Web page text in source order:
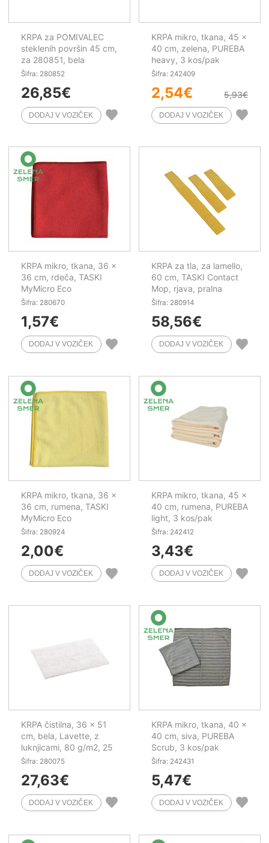
KRPA za POMIVALEC
steklenih površin 45 cm,
za 280851, bela
Šifra: 280852
26,85€
KRPA mikro, tkana, 45 x
40 cm, zelena, PUREBA
heavy, 3 kos/pak
Šifra: 242409
2,54€ 5,93€
KRPA mikro, tkana, 36 x
36 cm, rdeča, TASKI
MyMicro Eco
Šifra: 280670
1,57€
KRPA za tla, za lamello,
60 cm, TASKI Contact
Mop, rjava, pralna
Šifra: 280914
58,56€
KRPA mikro, tkana, 36 x
36 cm, rumena, TASKI
MyMicro Eco
Šifra: 280924
2,00€
KRPA mikro, tkana, 45 x
40 cm, rumena, PUREBA
light, 3 kos/pak
Šifra: 242412
3,43€
KRPA čistilna, 36 x 51
cm, bela, Lavette, z
luknjicami, 80 g/m2, 25
kos/pak
Šifra: 280075
27,63€
KRPA mikro, tkana, 40 x
40 cm, siva, PUREBA
Scrub, 3 kos/pak
Šifra: 242431
5,47€